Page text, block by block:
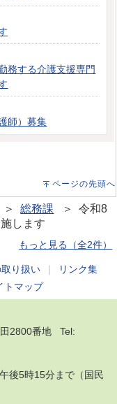
務する介護支援専門
師）募集
ページの先頭へ
＞総務課 ＞ 令和8
します
もっと見る（全2件）
り扱い
リンク集
トマップ
2800番地 Tel:
後5時15分まで（国民